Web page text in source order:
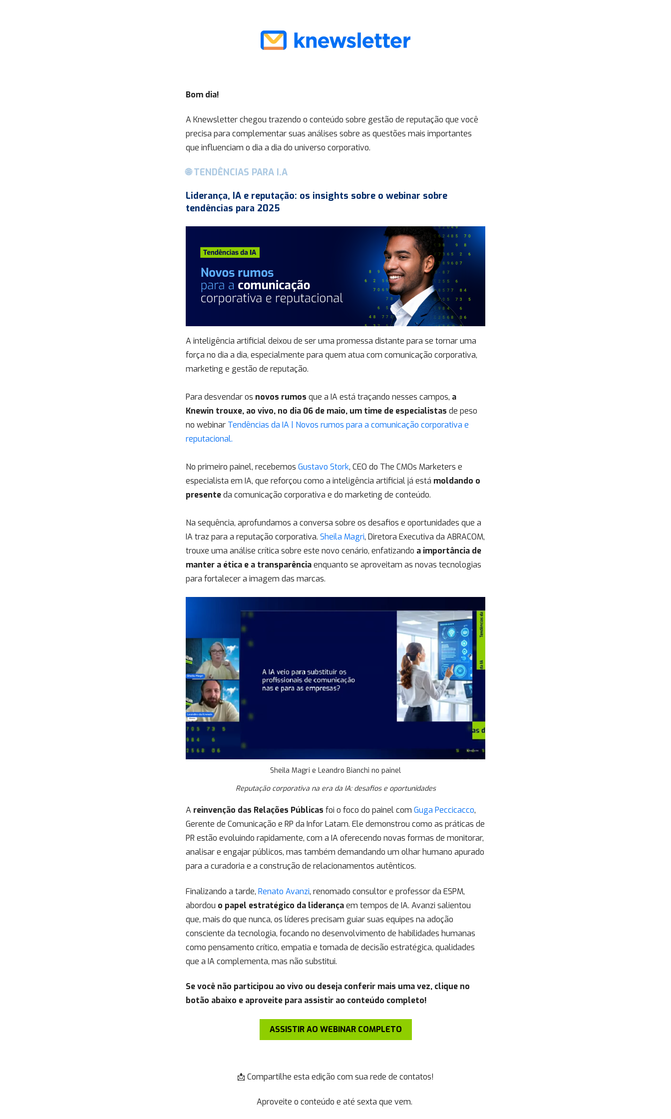
Bom dia!
A Knewsletter chegou trazendo o conteúdo sobre gestão de reputação que você
precisa para complementar suas análises sobre as questões mais importantes
que influenciam o dia a dia do universo corporativo.
🌐 TENDÊNCIAS PARA I.A
Liderança, IA e reputação: os insights sobre o webinar sobre
tendências para 2025
A inteligência artificial deixou de ser uma promessa distante para se tornar uma
força no dia a dia, especialmente para quem atua com comunicação corporativa,
marketing e gestão de reputação.
Para desvendar os novos rumos que a IA está traçando nesses campos, a
Knewin trouxe, ao vivo, no dia 06 de maio, um time de especialistas de peso
no webinar Tendências da IA | Novos rumos para a comunicação corporativa e
reputacional.
No primeiro painel, recebemos Gustavo Stork, CEO do The CMOs Marketers e
especialista em IA, que reforçou como a inteligência artificial já está moldando o
presenteda comunicação corporativa e do marketing de conteúdo.
Na sequência, aprofundamos a conversa sobre os desafios e oportunidades que a
IA traz para a reputação corporativa. Sheila Magri, Diretora Executiva da ABRACOM,
trouxe uma análise crítica sobre este novo cenário, enfatizando a importância de
manter a ética e a transparênciaenquanto se aproveitam as novas tecnologias
para fortalecer a imagem das marcas.
Sheila Magri e Leandro Bianchi no painel
Reputação corporativa na era da IA: desafios e oportunidades
A reinvenção das Relações Públicas foi o foco do painel com Guga Peccicacco,
Gerente de Comunicação e RP da Infor Latam. Ele demonstrou como as práticas de
PR estão evoluindo rapidamente, com a IA oferecendo novas formas de monitorar,
analisar e engajar públicos, mas também demandando um olhar humano apurado
para a curadoria e a construção de relacionamentos autênticos.
Finalizando a tarde, Renato Avanzi, renomado consultor e professor da ESPM,
abordou o papel estratégico da liderançaem tempos de IA. Avanzi salientou
que, mais do que nunca, os líderes precisam guiar suas equipes na adoção
consciente da tecnologia, focando no desenvolvimento de habilidades humanas
como pensamento crítico, empatia e tomada de decisão estratégica, qualidades
que a IA complementa, mas não substitui.
Se você não participou ao vivo ou deseja conferir mais uma vez, clique no
botão abaixo e aproveite para assistir ao conteúdo completo!
ASSISTIR AO WEBINAR COMPLETO
📩 Compartilhe esta edição com sua rede de contatos!
Aproveite o conteúdo e até sexta que vem.